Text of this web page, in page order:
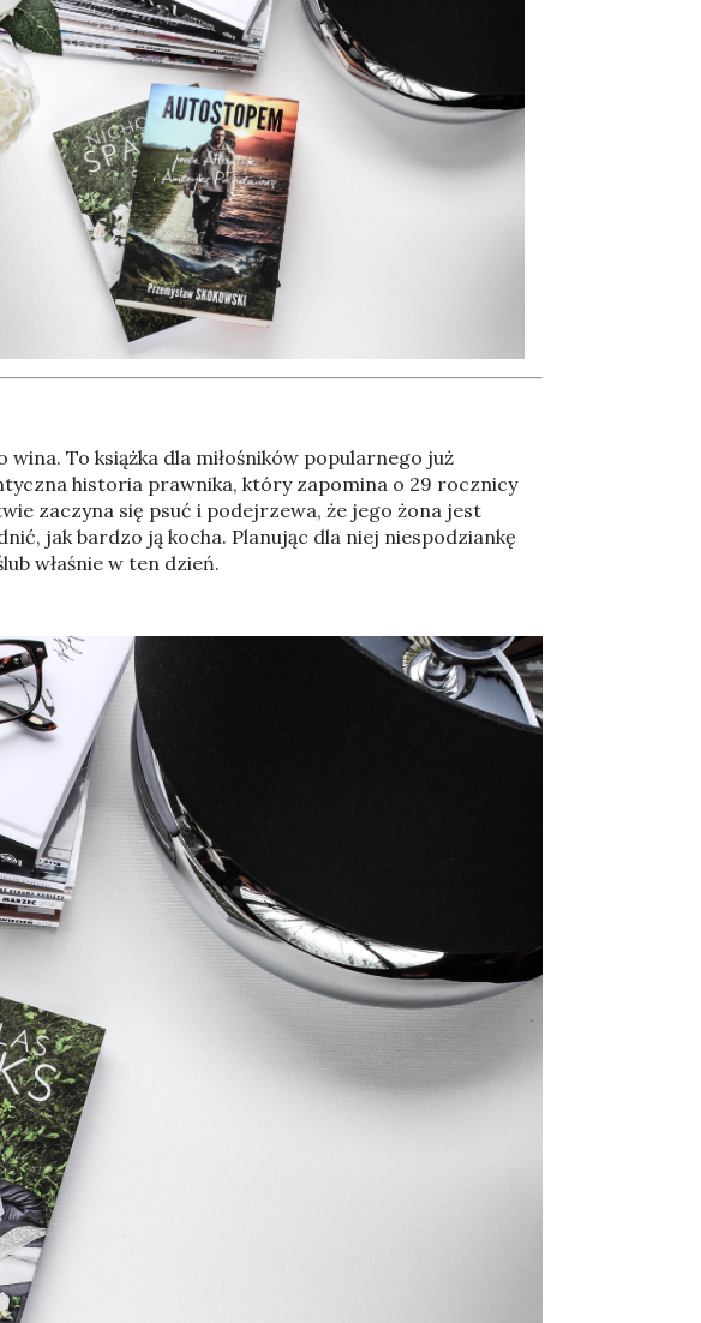
BARI
MALLORCA
BANGKOK
USA
To książka dla miłośników popularnego już
historia prawnika, który zapomina o 29 rocznicy
zaczyna się psuć i podejrzewa, że jego żona jest
jak bardzo ją kocha. Planując dla niej niespodziankę
właśnie w ten dzień.